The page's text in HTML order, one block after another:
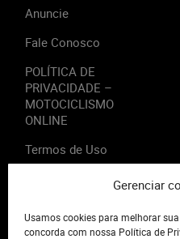
Gerenciar
Usamos cookies para melhorar
concorda com nossa Política de
Anuncie
Fale Conosco
POLÍTICA DE
PRIVACIDADE –
MOTOCICLISMO
ONLINE
Termos de Uso
2023 - Editora Motor Midia.